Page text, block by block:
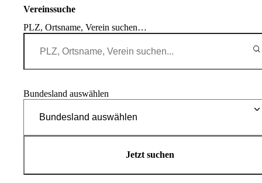
Vereinssuche
PLZ, Ortsname, Verein suchen…
Bundesland auswählen